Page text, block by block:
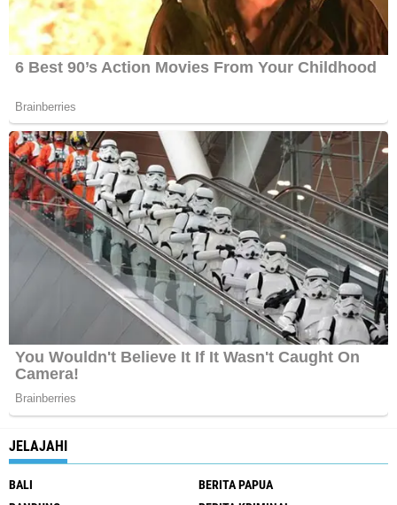
JELAJAHI
BALI
BERITA PAPUA